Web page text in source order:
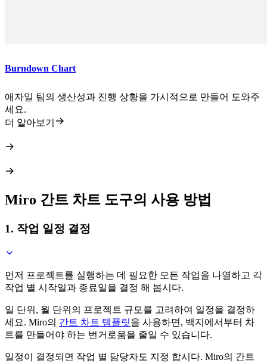
Burndown Chart
애자일 팀의 생산성과 진행 상황을 가시적으로 만들어 도와주
세요.
더 알아보기
Miro 간트 차트 도구의 사용 방법
1. 작업 일정 결정
먼저 프로젝트를 실행하는 데 필요한 모든 작업을 나열하고 각
작업 별 시작일과 종료일을 결정 해 봅시다.
일 단위, 월 단위의 프로젝트 규모를 고려하여 일정을 결정하
세요. Miro의 간트 차트 템플릿을 사용하면, 백지에서부터 차
트를 만들어야 하는 번거로움을 줄일 수 있습니다.
일정이 결정되면 작업 별 담당자도 지정 합시다. Miro의 간트